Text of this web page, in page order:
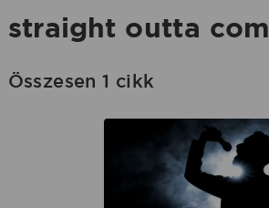
produkciótól.
straight outta
Összesen 1 cikk